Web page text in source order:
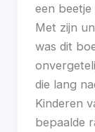
een
Met zijn
was dit
die lang
Kinderen
bepaalde